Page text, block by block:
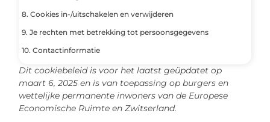
Dit cookiebeleid is voor het laatst geüpdatet op
maart 6, 2025 en is van toepassing op burgers en
wettelijke permanente inwoners van de Europese
Economische Ruimte en Zwitserland.
8. Cookies in-/uitschakelen en verwijderen
9. Je rechten met betrekking tot persoonsgegevens
10. Contactinformatie